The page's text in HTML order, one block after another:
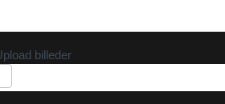
billeder